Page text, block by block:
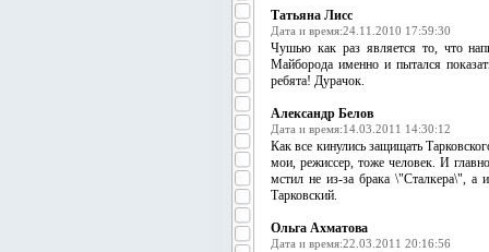
Татьяна Лисс
Дата и время:24.11.2010 17:59:30
Чушью как раз является то, что
Майборода именно и пытался
ребята! Дурачок.
Александр Белов
Дата и время:14.03.2011 14:30:12
Как все кинулись защищать
мои, режиссер, тоже человек. И
мстил не из-за брака \"Сталкера\", а
Тарковский.
Ольга Ахматова
Дата и время:22.03.2011 20:16:56